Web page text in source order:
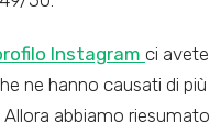
Instagram ci
ne hanno causati di
abbiamo